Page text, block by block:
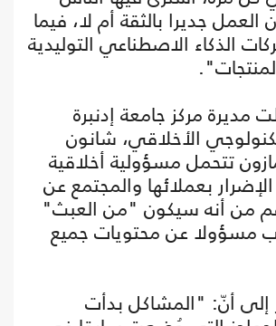
العمل جديرا بالثقة أم لا، فيما
الذكاء الاصطناعي التوليدية
مديرة مركز جامعة إدنبرة
الأخلاقي، شانون
تتحمل مسؤولية أخلاقية
بعملائها والمجتمع عن
من أنه سيكون "من العبث"
مسؤولا عن محتويات جميع
إلى أنّ: "المشاكل بدأت